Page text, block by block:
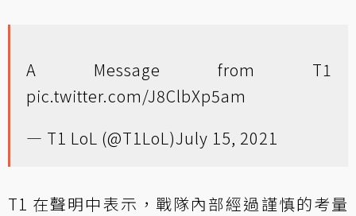
A Message from T1
pic.twitter.com/J8ClbXp5am
— T1 LoL (@T1LoL)July 15, 2021
T1 在聲明中表示，戰隊內部經過謹慎的考量